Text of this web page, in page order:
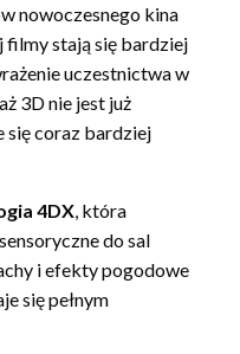
nowoczesnego kina
filmy stają się bardziej
uczestnictwa w
3D nie jest już
się coraz bardziej
4DX , która
do sal
i efekty pogodowe
się pełnym